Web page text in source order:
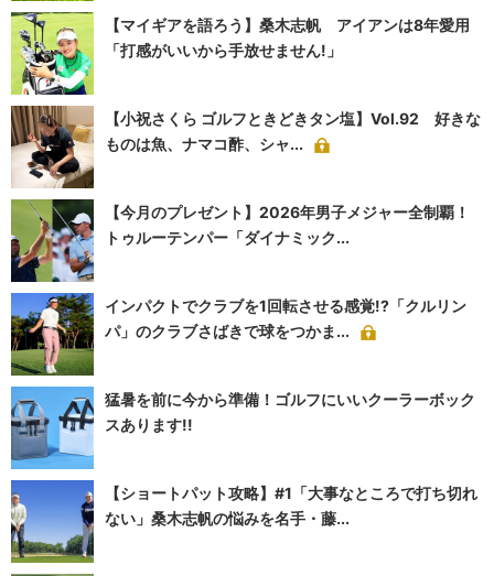
【マイギアを語ろう】桑木志帆 アイアンは8年愛用
「打感がいいから手放せません!」
【小祝さくら ゴルフときどきタン塩】Vol.92 好きな
ものは魚、ナマコ酢、シャ...
【今月のプレゼント】2026年男子メジャー全制覇！
トゥルーテンパー「ダイナミック...
インパクトでクラブを1回転させる感覚!?「クルリン
パ」のクラブさばきで球をつかま...
猛暑を前に今から準備！ゴルフにいいクーラーボック
スあります!!
【ショートパット攻略】#1「大事なところで打ち切れ
ない」桑木志帆の悩みを名手・藤...